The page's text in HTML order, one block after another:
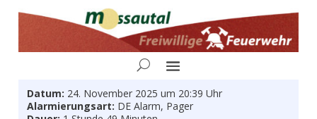
Datum: 24. November 2025 um 20:39 Uhr
Alarmierungsart: DE Alarm, Pager